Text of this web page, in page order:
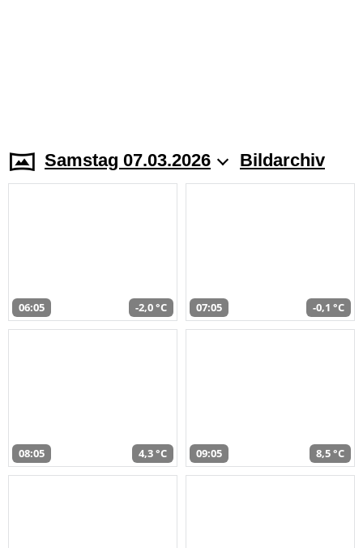
Samstag 07.03.2026 Bildarchiv
06:05 -2,0 °C 07:05 -0,1 °C
08:05 4,3 °C 09:05 8,5 °C